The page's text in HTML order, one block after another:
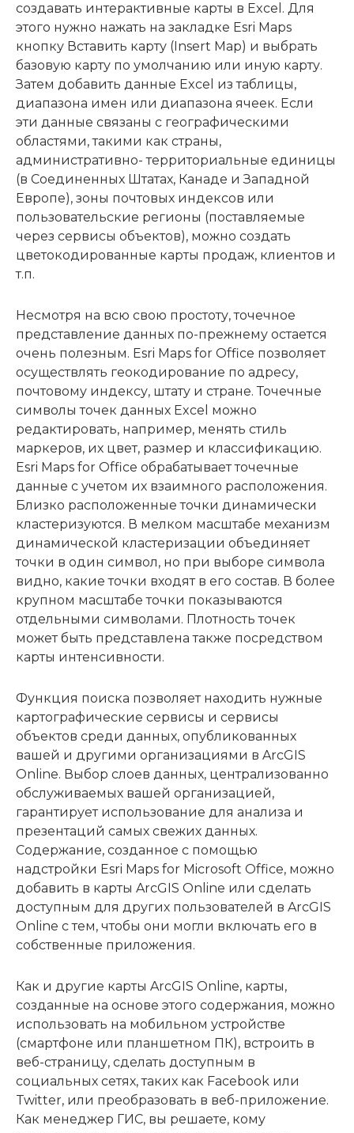
создавать интерактивные карты в Excel. Для
этого нужно нажать на закладке Esri Maps
кнопку Вставить карту (Insert Map) и выбрать
базовую карту по умолчанию или иную карту.
Затем добавить данные Excel из таблицы,
диапазона имен или диапазона ячеек. Если
эти данные связаны с географическими
областями, такими как страны,
административно- территориальные единицы
(в Соединенных Штатах, Канаде и Западной
Европе), зоны почтовых индексов или
пользовательские регионы (поставляемые
через сервисы объектов), можно создать
цветокодированные карты продаж, клиентов и
т.п.
Несмотря на всю свою простоту, точечное
представление данных по-прежнему остается
очень полезным. Esri Maps for Office позволяет
осуществлять геокодирование по адресу,
почтовому индексу, штату и стране. Точечные
символы точек данных Excel можно
редактировать, например, менять стиль
маркеров, их цвет, размер и классификацию.
Esri Maps for Office обрабатывает точечные
данные с учетом их взаимного расположения.
Близко расположенные точки динамически
кластеризуются. В мелком масштабе механизм
динамической кластеризации объединяет
точки в один символ, но при выборе символа
видно, какие точки входят в его состав. В более
крупном масштабе точки показываются
отдельными символами. Плотность точек
может быть представлена также посредством
карты интенсивности.
Функция поиска позволяет находить нужные
картографические сервисы и сервисы
объектов среди данных, опубликованных
вашей и другими организациями в ArcGIS
Online. Выбор слоев данных, централизованно
обслуживаемых вашей организацией,
гарантирует использование для анализа и
презентаций самых свежих данных.
Содержание, созданное с помощью
надстройки Esri Maps for Microsoft Office, можно
добавить в карты ArcGIS Online или сделать
доступным для других пользователей в ArcGIS
Online с тем, чтобы они могли включать его в
собственные приложения.
Как и другие карты ArcGIS Online, карты,
созданные на основе этого содержания, можно
использовать на мобильном устройстве
(смартфоне или планшетном ПК), встроить в
веб-страницу, сделать доступным в
социальных сетях, таких как Facebook или
Twitter, или преобразовать в веб-приложение.
Как менеджер ГИС, вы решаете, кому